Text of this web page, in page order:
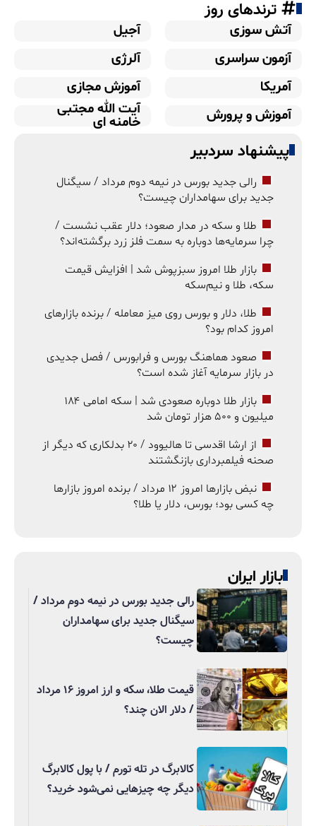
ترندهای روز
آتش سوزی
آجیل
آزمون سراسری
آلرژی
آمریکا
آموزش مجازی
آموزش و پرورش
آیت الله مجتبی
خامنه ای
پیشنهاد سردبیر
رالی جدید بورس در نیمه دوم مرداد / سیگنال
جدید برای سهامداران چیست؟
طلا و سکه در مدار صعود؛ دلار عقب نشست /
چرا سرمایه‌ها دوباره به سمت فلز زرد برگشته‌اند؟
بازار طلا امروز سبزپوش شد | افزایش قیمت
سکه، طلا و نیم‌سکه
طلا، دلار و بورس روی میز معامله / برنده بازارهای
امروز کدام بود؟
صعود هماهنگ بورس و فرابورس / فصل جدیدی
در بازار سرمایه آغاز شده است؟
بازار طلا دوباره صعودی شد | سکه امامی ۱۸۴
میلیون و ۵۰۰ هزار تومان شد
از ارشا اقدسی تا هالیوود / ۲۰ بدلکاری که دیگر از
صحنه فیلمبرداری بازنگشتند
نبض بازارها امروز ۱۲ مرداد / برنده امروز بازارها
چه کسی بود؛ بورس، دلار یا طلا؟
بازار ایران
رالی جدید بورس در نیمه دوم مرداد /
سیگنال جدید برای سهامداران
چیست؟
قیمت طلا، سکه و ارز امروز ۱۶ مرداد
/ دلار الان چند؟
کالابرگ در تله تورم / با پول کالابرگ
دیگر چه چیزهایی نمی‌شود خرید؟